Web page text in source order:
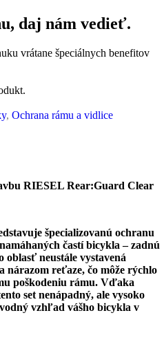
daj nám vedieť.
vrátane špeciálnych benefitov
, Ochrana rámu a vidlice
RIESEL Rear:Guard Clear
špecializovanú ochranu
častí bicykla – zadnú
oblasť neustále vystavená
nárazom reťaze, čo môže rýchlo
poškodeniu rámu. Vďaka
set nenápadný, ale vysoko
vzhľad vášho bicykla v